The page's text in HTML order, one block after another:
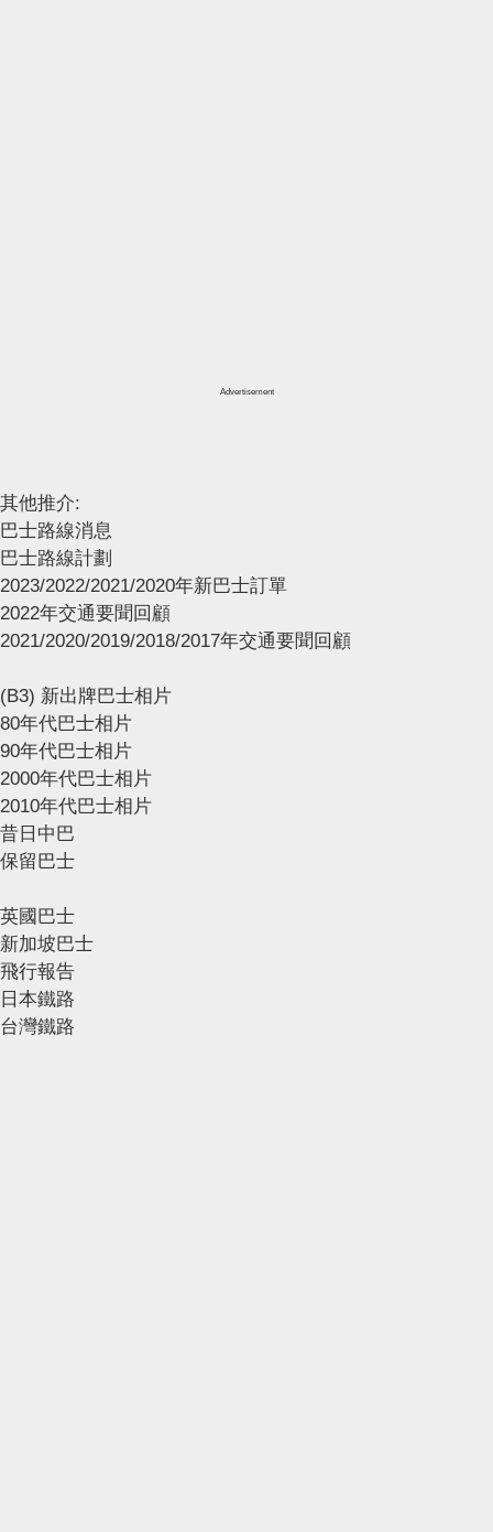
Advertisement
其他推介:
巴士路線消息
巴士路線計劃
2023/2022/2021/2020年新巴士訂單
2022年交通要聞回顧
2021/2020/2019/2018/2017年交通要聞回顧
(B3) 新出牌巴士相片
80年代巴士相片
90年代巴士相片
2000年代巴士相片
2010年代巴士相片
昔日中巴
保留巴士
英國巴士
新加坡巴士
飛行報告
日本鐵路
台灣鐵路